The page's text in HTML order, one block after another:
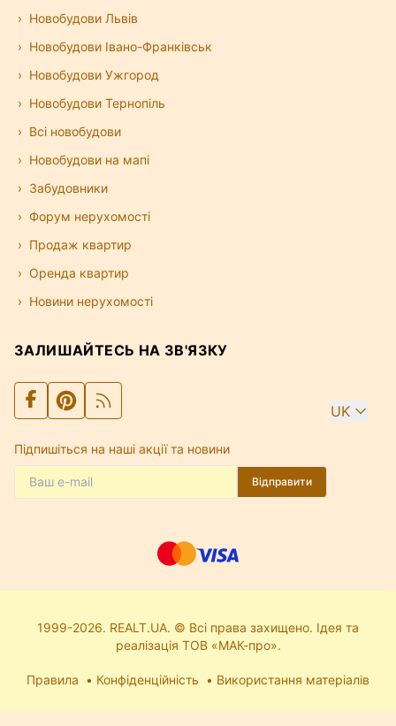
Новобудови Львів
Новобудови Івано-Франківськ
Новобудови Ужгород
Новобудови Тернопіль
Всі новобудови
Новобудови на мапі
Забудовники
Форум нерухомості
Продаж квартир
Оренда квартир
Новини нерухомості
ЗАЛИШАЙТЕСЬ НА ЗВ'ЯЗКУ
UK
Підпишіться на наші акції та новини
Відправити
1999-2026. REALT.UA. © Всі права захищено. Ідея та
реалізація ТОВ «МАК-про».
Правила Конфіденційність Використання матеріалів